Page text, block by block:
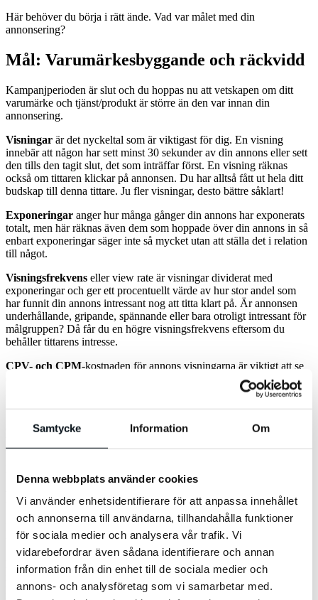
Samtycke Information Om
Denna webbplats använder cookies
Vi använder enhetsidentifierare för att anpassa innehållet
och annonserna till användarna, tillhandahålla funktioner
för sociala medier och analysera vår trafik. Vi
vidarebefordrar även sådana identifierare och annan
information från din enhet till de sociala medier och
annons- och analysföretag som vi samarbetar med.
Här behöver du börja i rätt ände. Vad var målet med din
annonsering?
Mål: Varumärkesbyggande och räckvidd
Kampanjperioden är slut och du hoppas nu att vetskapen om ditt
varumärke och tjänst/produkt är större än den var innan din
annonsering.
Visningar är det nyckeltal som är viktigast för dig. En visning
innebär att någon har sett minst 30 sekunder av din annons eller sett
den tills den tagit slut, det som inträffar först. En visning räknas
också om tittaren klickar på annonsen. Du har alltså fått ut hela ditt
budskap till denna tittare. Ju fler visningar, desto bättre såklart!
Exponeringar anger hur många gånger din annons har exponerats
totalt, men här räknas även dem som hoppade över din annons in så
enbart exponeringar säger inte så mycket utan att ställa det i relation
till något.
Visningsfrekvens eller view rate är visningar dividerat med
exponeringar och ger ett procentuellt värde av hur stor andel som
har funnit din annons intressant nog att titta klart på. Är annonsen
underhållande, gripande, spännande eller bara otroligt intressant för
målgruppen? Då får du en högre visningsfrekvens eftersom du
behåller tittarens intresse.
CPV- och CPM-kostnaden för annons visningarna är viktigt att se
över. Har man betalat höga priser per annonsvisning så kan man ha
gått miste om många visningar och därmed förlorad räckvidd.
en lyckad räckviddskampanj. Vad detta innebär i faktiska siffror
Mål: Konverteringar
När vi går in på resultat av en konverteringskampanj så är det två
typer av konverteringar vi behöver titta på.
Direktkonverteringar
– det är alltså konverteringar som registreras
i din kampanj i Google Ads under vanliga “konverteringar” fliken.
Direkt konverteringar registreras enbart om tittaren utför